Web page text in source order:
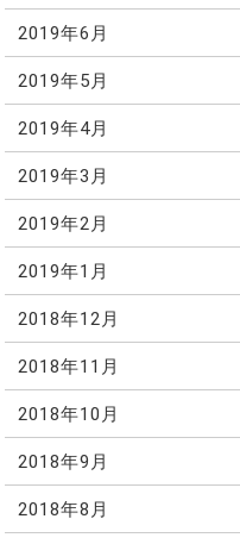
2019年6月
2019年5月
2019年4月
2019年3月
2019年2月
2019年1月
2018年12月
2018年11月
2018年10月
2018年9月
2018年8月